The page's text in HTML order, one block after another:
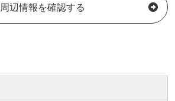
周辺情報を確認する